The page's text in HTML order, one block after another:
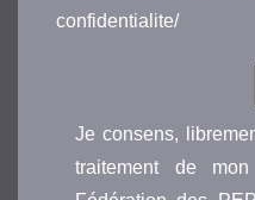
confidentialite/
Je consens,
traitement de